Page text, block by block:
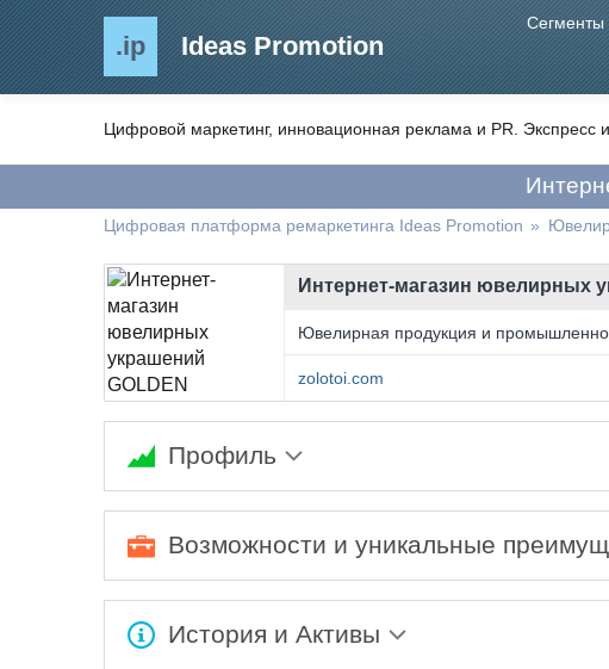
.ip Ideas Promotion
Цифровой маркетинг, инновационная реклама и PR. Экспресс
Цифровая платформа ремаркетинга Ideas Promotion »
Интернет-магазин ювелирных
Ювелирная продукция и
zolotoi.com
Профиль
украшения из золота - ювелирные украшения из
средства для ухода за ювелирными украшениями -
Возможности и уникальные
подтвердить на горячей линии компании SOKOLOV.
История и Активы